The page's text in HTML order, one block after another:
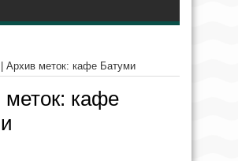
Архив меток: кафе Батуми
кафе